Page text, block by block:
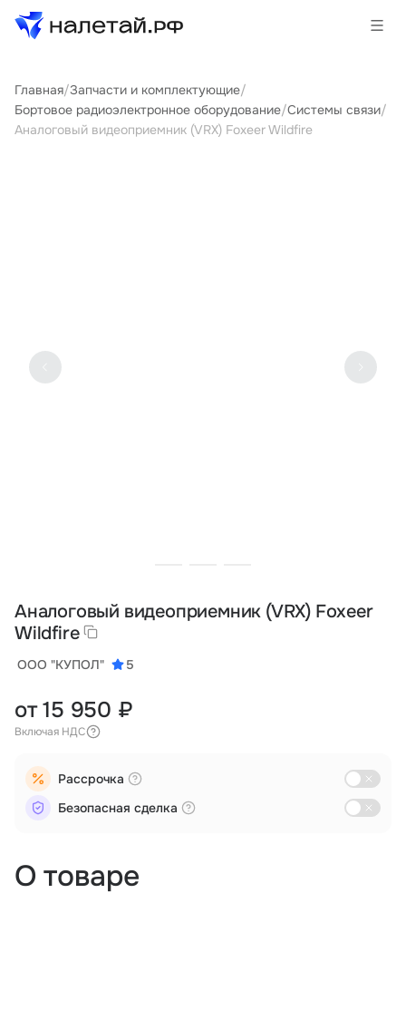
Товары
Государственные программы
Партнеры
Главная/Запчасти и комплектующие/
Бортовое радиоэлектронное оборудование/Системы связи/
Аналоговый видеоприемник (VRX) Foxeer Wildfire
О товаре
Аналоговый видеоприемник (VRX) Foxeer
Wildfire
ООО "КУПОЛ" 5
от 15 950 ₽
Включая НДС
Рассрочка
Безопасная сделка